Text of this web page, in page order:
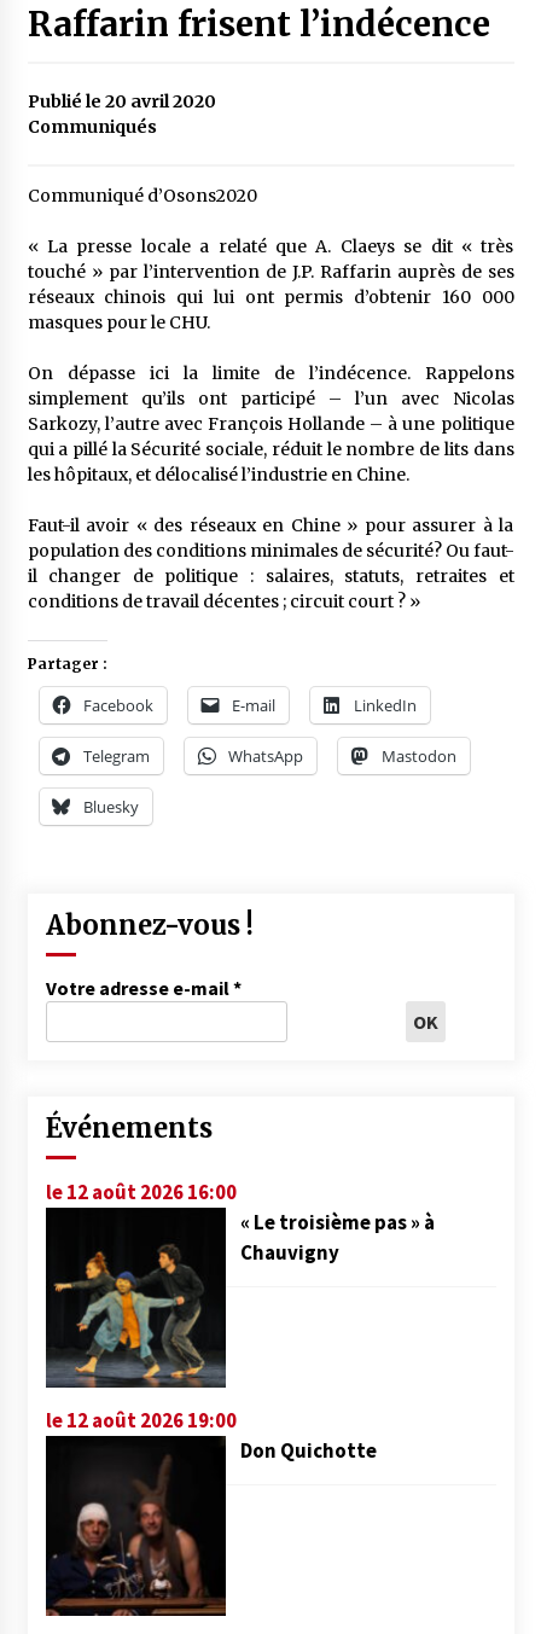
Raffarin frisent l’indécence
Publié le 20 avril 2020
Communiqués
Communiqué d’Osons2020
« La presse locale a relaté que A. Claeys se dit « très
touché » par l’intervention de J.P. Raffarin auprès de ses
réseaux chinois qui lui ont permis d’obtenir 160 000
masques pour le CHU.
On dépasse ici la limite de l’indécence. Rappelons
simplement qu’ils ont participé – l’un avec Nicolas
Sarkozy, l’autre avec François Hollande – à une politique
qui a pillé la Sécurité sociale, réduit le nombre de lits dans
les hôpitaux, et délocalisé l’industrie en Chine.
Faut-il avoir « des réseaux en Chine » pour assurer à la
population des conditions minimales de sécurité? Ou faut-
il changer de politique : salaires, statuts, retraites et
conditions de travail décentes ; circuit court ? »
Partager :
Facebook E-mail LinkedIn
Telegram WhatsApp Mastodon
Bluesky
Abonnez-vous !
Votre adresse e-mail*
Événements
le 12 août 2026 16:00
« Le troisième pas » à
Chauvigny
le 12 août 2026 19:00
Don Quichotte